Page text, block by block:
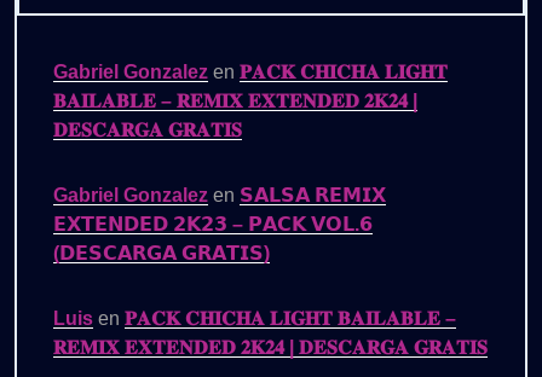
Gabriel Gonzalez en 𝐏𝐀𝐂𝐊 𝐂𝐇𝐈𝐂𝐇𝐀 𝐋𝐈𝐆𝐇𝐓
𝐁𝐀𝐈𝐋𝐀𝐁𝐋𝐄 – 𝐑𝐄𝐌𝐈𝐗 𝐄𝐗𝐓𝐄𝐍𝐃𝐄𝐃 𝟐𝐊𝟐𝟒 |
𝐃𝐄𝐒𝐂𝐀𝐑𝐆𝐀 𝐆𝐑𝐀𝐓𝐈𝐒
Gabriel Gonzalez en 𝗦𝗔𝗟𝗦𝗔 𝗥𝗘𝗠𝗜𝗫
𝗘𝗫𝗧𝗘𝗡𝗗𝗘𝗗 𝟮𝗞𝟮𝟯 – 𝗣𝗔𝗖𝗞 𝗩𝗢𝗟.𝟲
(𝗗𝗘𝗦𝗖𝗔𝗥𝗚𝗔 𝗚𝗥𝗔𝗧𝗜𝗦)
Luis en 𝐏𝐀𝐂𝐊 𝐂𝐇𝐈𝐂𝐇𝐀 𝐋𝐈𝐆𝐇𝐓 𝐁𝐀𝐈𝐋𝐀𝐁𝐋𝐄 –
𝐑𝐄𝐌𝐈𝐗 𝐄𝐗𝐓𝐄𝐍𝐃𝐄𝐃 𝟐𝐊𝟐𝟒 | 𝐃𝐄𝐒𝐂𝐀𝐑𝐆𝐀 𝐆𝐑𝐀𝐓𝐈𝐒